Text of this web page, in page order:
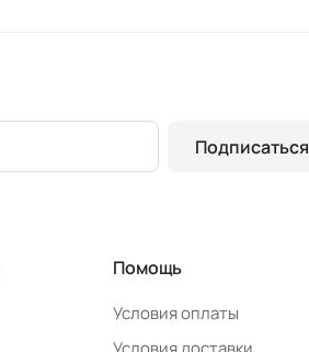
Подписаться
Помощь
Условия оплаты